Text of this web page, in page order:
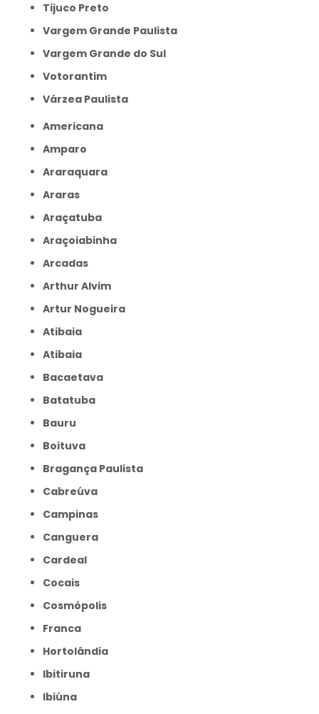
Tijuco Preto
Vargem Grande Paulista
Vargem Grande do Sul
Votorantim
Várzea Paulista
Americana
Amparo
Araraquara
Araras
Araçatuba
Araçoiabinha
Arcadas
Arthur Alvim
Artur Nogueira
Atibaia
Atibaia
Bacaetava
Batatuba
Bauru
Boituva
Bragança Paulista
Cabreúva
Campinas
Canguera
Cardeal
Cocais
Cosmópolis
Franca
Hortolândia
Ibitiruna
Ibiúna